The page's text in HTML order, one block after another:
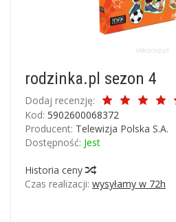
rodzinka.pl sezon 4
Dodaj recenzję:
Kod: 5902600068372
Producent: Telewizja Polska S.A.
Dostępność: Jest
Historia ceny
Czas realizacji: wysyłamy w 72h